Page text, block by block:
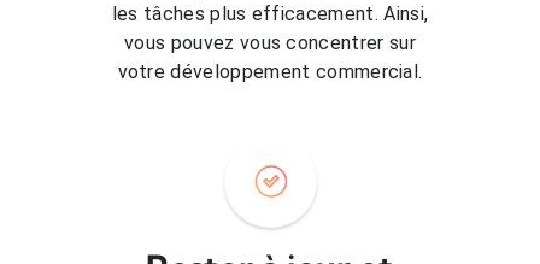
les tâches plus efficacement. Ainsi,
vous pouvez vous concentrer sur
votre développement commercial.